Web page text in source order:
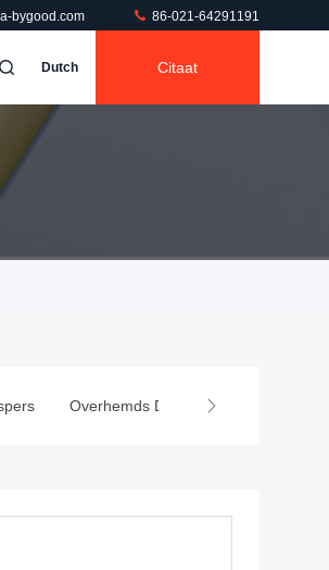
bygood.com 86-021-64291191
Dutch Citaat
Overhemds Dringende Machine